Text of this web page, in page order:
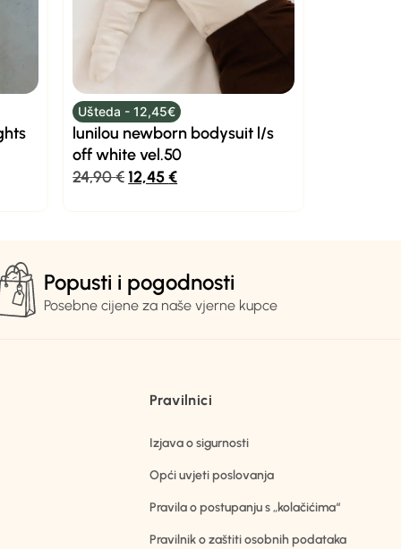
Ušteda - 12,45€
lunilou newborn bodysuit l/s
off white vel.50
24,90€12,45€
Popusti i pogodnosti
Posebne cijene za naše vjerne kupce
Pravilnici
Izjava o sigurnosti
Opći uvjeti poslovanja
Pravila o postupanju s „kolačićima“
Pravilnik o zaštiti osobnih podataka